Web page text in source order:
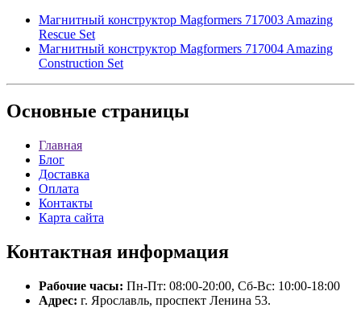
Магнитный конструктор Magformers 717003 Amazing
Rescue Set
Магнитный конструктор Magformers 717004 Amazing
Construction Set
Основные страницы
Главная
Блог
Доставка
Оплата
Контакты
Карта сайта
Контактная информация
Рабочие часы: Пн-Пт: 08:00-20:00, Сб-Вс: 10:00-18:00
Адрес: г. Ярославль, проспект Ленина 53.